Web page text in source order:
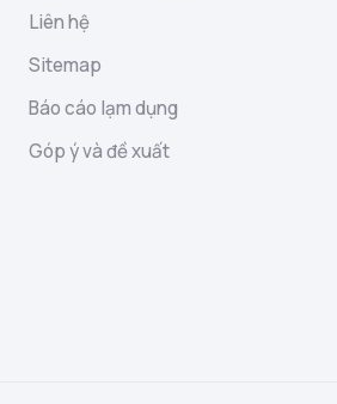
Liên hệ
Sitemap
Báo cáo lạm dụng
Góp ý và đề xuất